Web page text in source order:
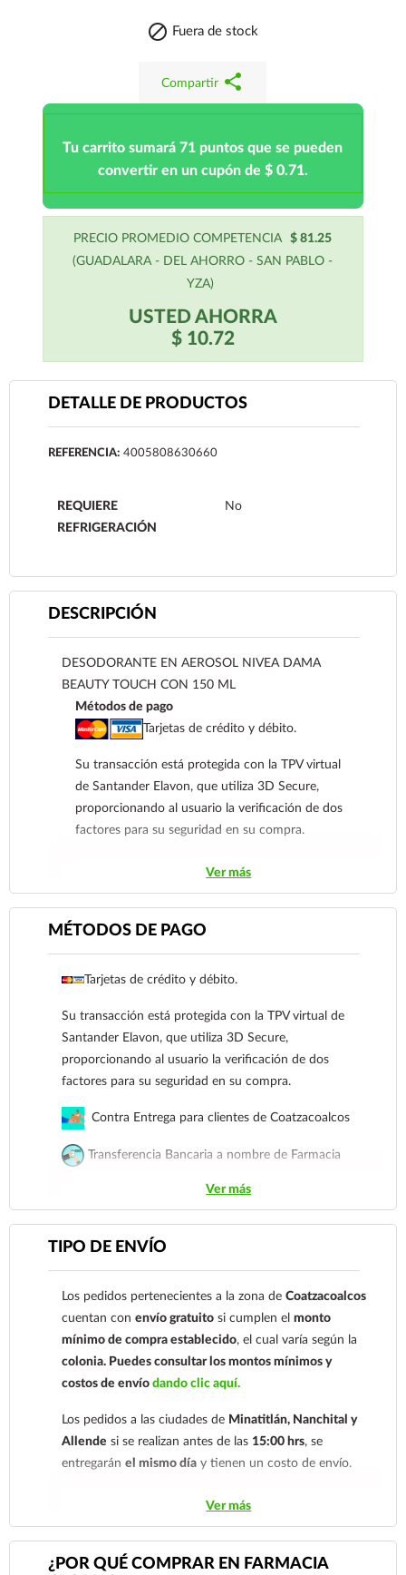
 Fuera de stock
Compartir share
Tu carrito sumará 71 puntos que se pueden
convertir en un cupón de $ 0.71.
PRECIO PROMEDIO COMPETENCIA
$ 81.25
(GUADALARA - DEL AHORRO - SAN PABLO -
YZA)
USTED AHORRA
$ 10.72
DETALLE DE PRODUCTOS
REFERENCIA: 4005808630660
REQUIERE
REFRIGERACIÓN
No
DESCRIPCIÓN
DESODORANTE EN AEROSOL NIVEA DAMA
BEAUTY TOUCH CON 150 ML
Métodos de pago
Tarjetas de crédito y débito.
Su transacción está protegida con la TPV virtual
de Santander Elavon, que utiliza 3D Secure,
proporcionando al usuario la verificación de dos
factores para su seguridad en su compra.
Contra Entrega para clientes de
Transferencia Bancaria a nombre de Farmacia
Ver más
MÉTODOS DE PAGO
Tarjetas de crédito y débito.
Su transacción está protegida con la TPV virtual de
Santander Elavon, que utiliza 3D Secure,
proporcionando al usuario la verificación de dos
factores para su seguridad en su compra.
Contra Entrega para clientes de Coatzacoalcos
Transferencia Bancaria a nombre de Farmacia
cuenta: Clave: 014854655008143954
Para esta forma de pago el cliente deberá enviar su
comprobante de pago a al siguiente correo
nuestro
921 261 8491
Ver más
TIPO DE ENVÍO
Los pedidos pertenecientes a la zona deCoatzacoalcos
cuentan conenvío gratuito si cumplen elmonto
mínimo de compra establecido, el cual varía según la
colonia. Puedes consultar los montos mínimos y
costos de envíodando clic aquí.
Los pedidos a las ciudades de Minatitlán, Nanchital y
Allende si se realizan antes de las 15:00 hrs, se
entregaránel mismo día y tienen un costo de envío.
Los pedidos de otras localidades se envían mediante
.Sólo hacemos envíos en el territorio
nacional.
Ver más
¿POR QUÉ COMPRAR EN FARMACIA